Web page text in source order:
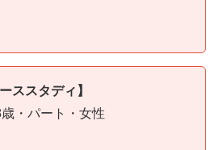
ススタディ】
・パート・女性